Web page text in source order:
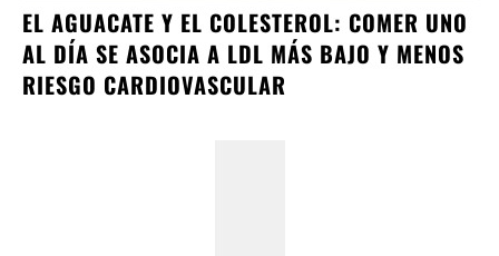
EL AGUACATE Y EL COLESTEROL: COMER UNO
AL DÍA SE ASOCIA A LDL MÁS BAJO Y MENOS
RIESGO CARDIOVASCULAR